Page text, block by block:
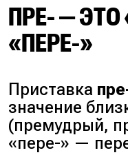
ПРЕ- —
«ПЕРЕ-»
Приставка
значение
(премудрый,
«пере-» —